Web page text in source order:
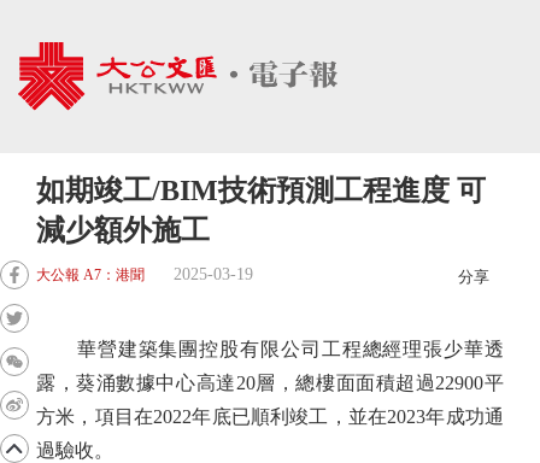
如期竣工/BIM技術預測工程進度 可
減少額外施工
大公報 A7：港聞 2025-03-19 分享
華營建築集團控股有限公司工程總經理張少華透
露，葵涌數據中心高達20層，總樓面面積超過22900平
方米，項目在2022年底已順利竣工，並在2023年成功通
過驗收。